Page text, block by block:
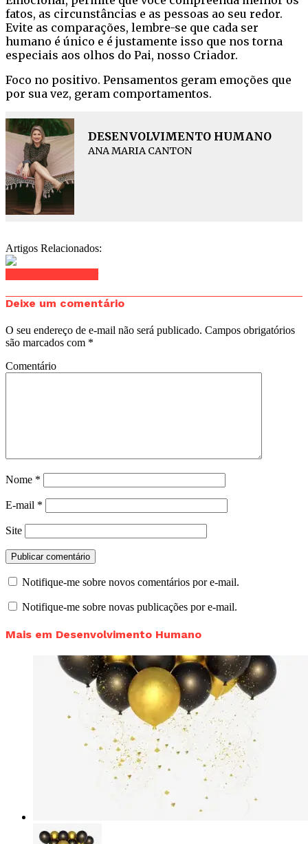
fatos, as circunstâncias e as pessoas ao seu redor.
Evite as comparações, lembre-se que cada ser
humano é único e é justamente isso que nos torna
especiais aos olhos do Pai, nosso Criador.
Foco no positivo. Pensamentos geram emoções que
por sua vez, geram comportamentos.
DESENVOLVIMENTO HUMANO
ANA MARIA CANTON
Artigos Relacionados:
Deixe um comentário
O seu endereço de e-mail não será publicado. Campos obrigatórios
são marcados com *
Comentário
Nome *
E-mail *
Site
Notifique-me sobre novos comentários por e-mail.
Notifique-me sobre novas publicações por e-mail.
Mais em Desenvolvimento Humano